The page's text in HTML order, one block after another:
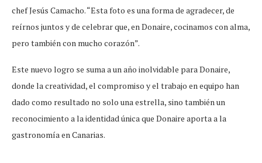
chef Jesús Camacho. “Esta foto es una forma de agradecer, de
reírnos juntos y de celebrar que, en Donaire, cocinamos con alma,
pero también con mucho corazón”.
Este nuevo logro se suma a un año inolvidable para Donaire,
donde la creatividad, el compromiso y el trabajo en equipo han
dado como resultado no solo una estrella, sino también un
reconocimiento a la identidad única que Donaire aporta a la
gastronomía en Canarias.